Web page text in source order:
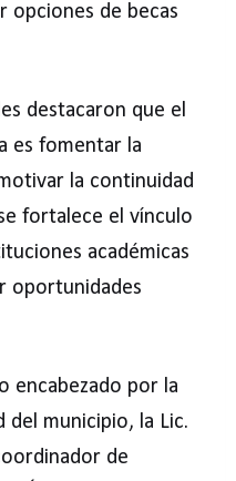
opciones de becas
destacaron que el
es fomentar la
la continuidad
fortalece el vínculo
académicas
oportunidades
encabezado por la
del municipio, la Lic.
de